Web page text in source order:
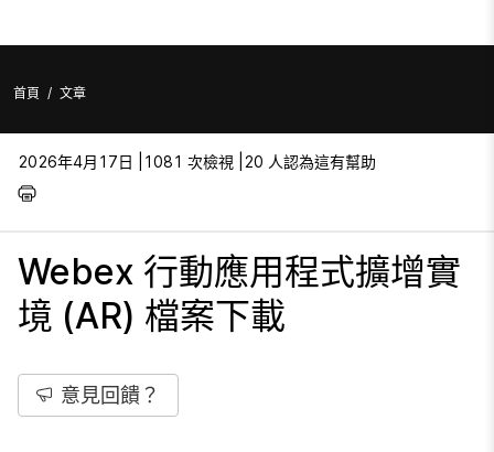
首頁 / 文章
2026年4月17日 | 1081 次檢視 | 20 人認為這有幫助
Webex 行動應用程式擴增實
境 (AR) 檔案下載
意見回饋？